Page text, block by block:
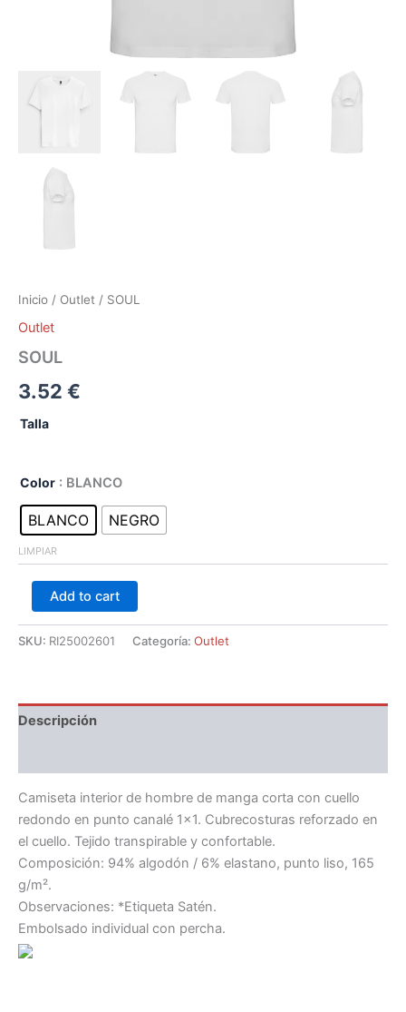
Inicio / Outlet / SOUL
Outlet
SOUL
3.52 €
Talla
Color : BLANCO
BLANCO NEGRO
LIMPIAR
Add to cart
SKU: RI25002601 Categoría: Outlet
Descripción
Camiseta interior de hombre de manga corta con cuello
redondo en punto canalé 1×1. Cubrecosturas reforzado en
el cuello. Tejido transpirable y confortable.
Composición: 94% algodón / 6% elastano, punto liso, 165
g/m².
Observaciones: *Etiqueta Satén.
Embolsado individual con percha.